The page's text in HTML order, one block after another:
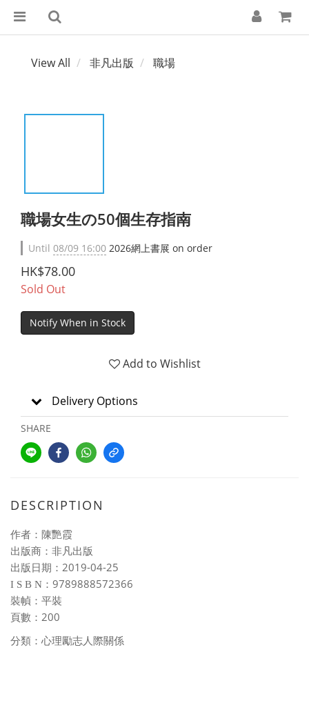
View All 非凡出版 職場
職場女生の50個生存指南
Until 08/09 16:00 2026網上書展 on order
HK$78.00
Sold Out
Notify When in Stock
Add to Wishlist
Delivery Options
SHARE
DESCRIPTION
作者：陳艷霞
出版商：非凡出版
出版日期： 2019-04-25
I S B N ： 9789888572366
裝幀：平裝
頁數： 200
分類：心理勵志人際關係